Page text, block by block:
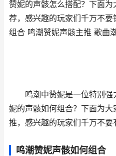
赞妮的声骸怎么搭配？下面
荐，感兴趣的玩家们千万不
组合 鸣潮赞妮声骸主推 歌曲
鸣潮中赞妮是一位特别强
妮的声骸如何组合？下面为
推，感兴趣的玩家们千万不要
鸣潮赞妮声骸如何组合